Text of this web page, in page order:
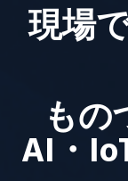
現場
も
AI・